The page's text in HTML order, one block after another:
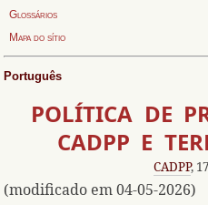
Glossários
Mapa do sítio
Português
POLÍTICA DE
CADPP E
CADPP,
(modificado em 04-05-2026)